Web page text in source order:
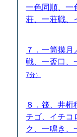
一色同順、一
荘、一荘戦
７．一筒摸
戦、一盃口
7分）
８．筏、井桁
チゴ、イチコ
ク、一鳴き